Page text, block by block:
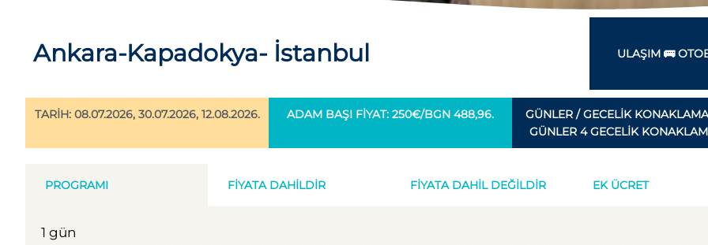
Ankara-Kapadokya- İstanbul ULAŞIM 🚌
TARİH: 08.07.2026, 30.07.2026, 12.08.2026. ADAM BAŞI FIYAT: 250€/BGN 488,96.
GÜNLER / GECELIK
GÜNLER 4 GECELIK
PROGRAMI FIYATA DAHILDIR FIYATA DAHIL DEĞILDIR EK ÜCRET
1 gün